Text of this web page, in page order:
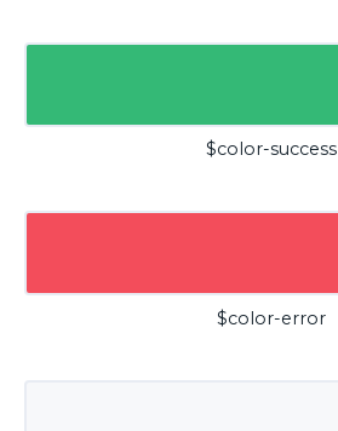
$color-success
$color-error